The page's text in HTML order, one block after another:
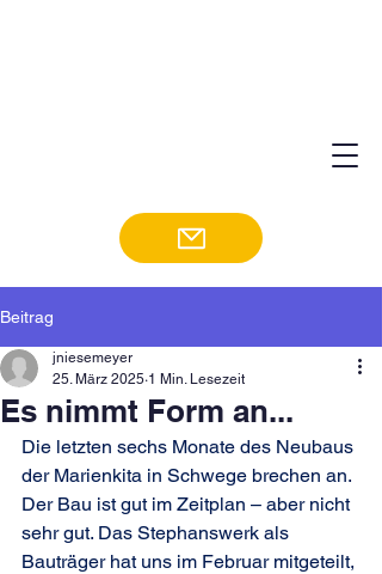
Beitrag
Es nimmt Form an...
jniesemeyer
25. März 2025 1 Min. Lesezeit
Die letzten sechs Monate des Neubaus
der Marienkita in Schwege brechen an.
Der Bau ist gut im Zeitplan – aber nicht
sehr gut. Das Stephanswerk als
Bauträger hat uns im Februar mitgeteilt,